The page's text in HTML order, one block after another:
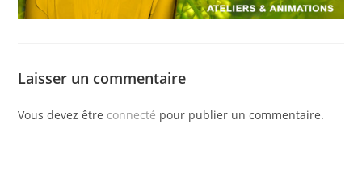
Laisser un commentaire
Vous devez être connecté pour publier un commentaire.